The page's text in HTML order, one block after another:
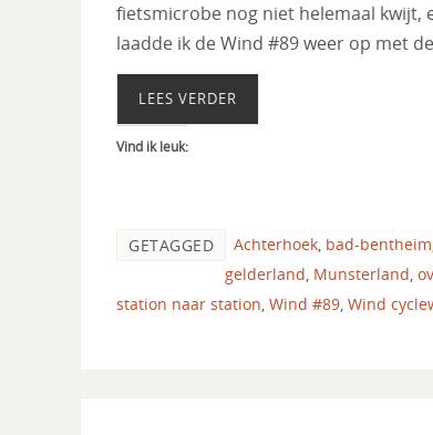
fietsmicrobe nog niet helemaal kwijt,
laadde ik de Wind #89 weer op met
LEES VERDER
Vind ik leuk:
GETAGGED Achterhoek, bad-bentheim
gelderland, Munsterland,
station naar station, Wind #89, Wind